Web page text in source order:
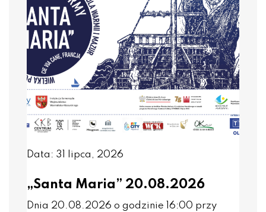
Data: 31 lipca, 2026
„Santa Maria” 20.08.2026
Dnia 20.08.2026 o godzinie 16:00 przy